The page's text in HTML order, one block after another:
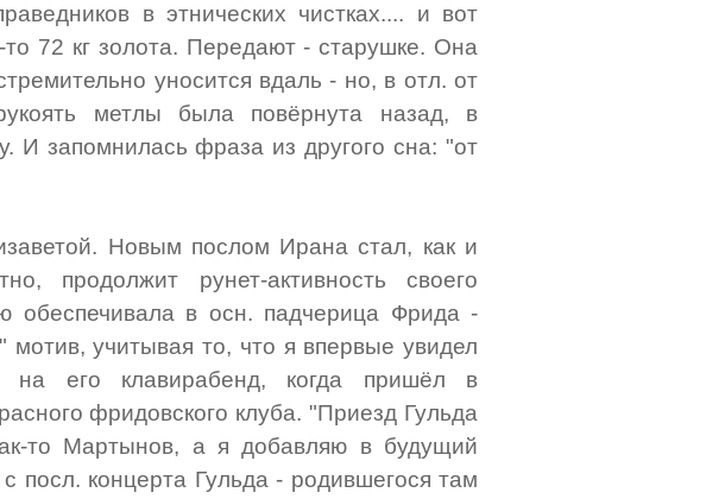
в этнических чистках.... и вот
72 кг золота. Передают - старушке. Она
уносится вдаль - но, в отл. от
метлы была повёрнута назад, в
И запомнилась фраза из другого сна: "от
Новым послом Ирана стал, как и
продолжит рунет-активность своего
обеспечивала в осн. падчерица Фрида -
мотив, учитывая то, что я впервые увидел
на его клавирабенд, когда пришёл в
фридовского клуба. "Приезд Гульда
то Мартынов, а я добавляю в будущий
посл. концерта Гульда - родившегося там